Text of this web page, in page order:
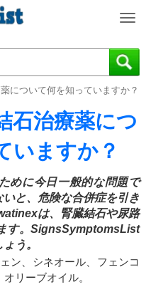
T
g
g
n
a
g
a
t
i
について何を知っていますか？
石治療薬につ
いますか？
めに今日一般的な問題で
と、危険な合併症を引き
は、腎臓結石や尿路
す。SignsSymptomsList
う。
ン、シネオール、フェンコ
リーブオイル。